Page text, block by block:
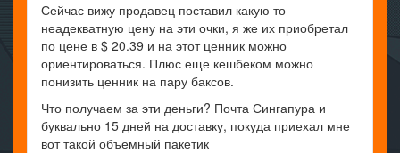
Сейчас вижу продавец поставил какую то
неадекватную цену на эти очки, я же их приобретал
по цене в $ 20.39 и на этот ценник можно
ориентироваться. Плюс еще кешбеком можно
понизить ценник на пару баксов.
Что получаем за эти деньги? Почта Сингапура и
буквально 15 дней на доставку, покуда приехал мне
вот такой объемный пакетик